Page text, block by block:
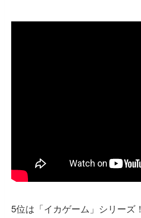
5位は「イカゲーム」シリーズ！